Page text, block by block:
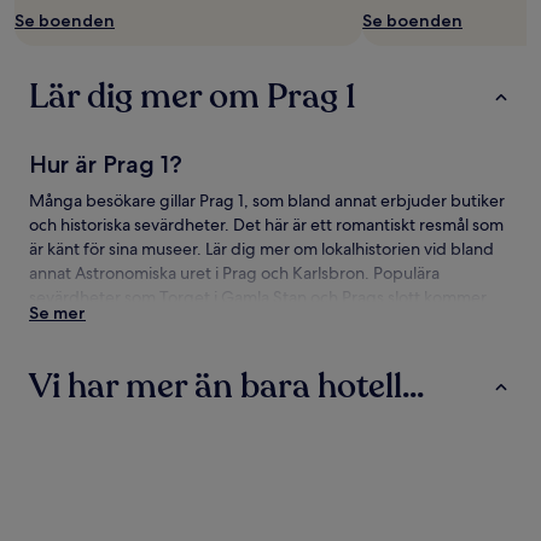
Se boenden Se boenden
Lär dig mer om Prag 1
Hur är Prag 1?
Många besökare gillar Prag 1, som bland annat erbjuder butiker
och historiska sevärdheter. Det här är ett romantiskt resmål som
är känt för sina museer. Lär dig mer om lokalhistorien vid bland
annat Astronomiska uret i Prag och Karlsbron. Populära
garanterat att göra intryck.
Resa till Prag 1
Se mer
Vi har mer än bara hotell...